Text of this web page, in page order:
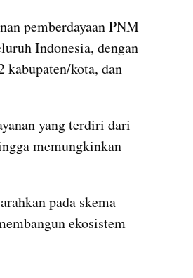
pemberdayaan PNM
Indonesia, dengan
kabupaten/kota, dan
yang terdiri dari
memungkinkan
pada skema
ekosistem